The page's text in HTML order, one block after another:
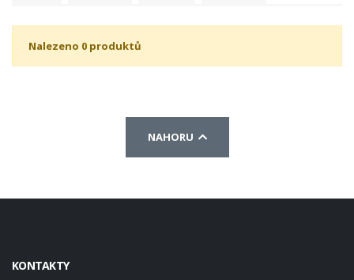
Nalezeno 0 produktů
NAHORU
KONTAKTY